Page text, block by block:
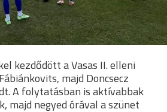
kezdődött a Vasas II. elleni
majd Doncsecz
A folytatásban is aktívabbak
majd negyed órával a szünet